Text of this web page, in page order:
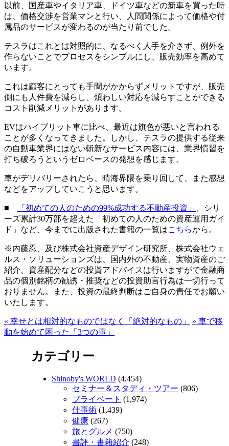
以前、国産車やイタリア車、ドイツ車などの新車を買った時
は、価格交渉を営業マンと行い、人間関係によって価格や付
属品のサービスが変わるのが当たり前でした。
テスラはこれとは対照的に、なるべく人手を介さず、例外を
作らないことでプロセスをシンプルにし、販売効率を高めて
います。
これは顧客にとっても手間がかからずメリットですが、販売
側にも人件費を減らし、煩わしい対応を減らすことができる
コスト削減メリットがあります。
EVはハイブリット車に比べ、最近は旗色が悪いと言われる
ことが多くなってきました。しかし、テスラの提供する従来
の自動車業界にはない斬新なサービス内容には、業界慣習を
打ち破ろうというゼロベースの発想を感じます。
車がデリバリーされたら、晴海界隈を乗り回して、また感想
などをアップしていこうと思います。
■ 「初めての人のための99%成功する不動産投資」
、シリ
ーズ累計30万部を超えた「初めての人のための資産運用ガイ
ド」など、今までに出版された書籍の一覧はこちらから。
※内藤忍、及び株式会社資産デザイン研究所、株式会社ウェ
ルス・ソリューションズは、国内外の不動産、実物資産のご
紹介、資産配分などの投資アドバイスは行いますがで金融商
品の個別銘柄の勧誘・推奨などの投資助言行為は一切行って
おりません。また、投資の最終判断はご自身の責任でお願い
いたします。
« 幸せとは相対的なものではなく「絶対的なもの」 » 車で移
動を始めて困った「3つの事」
カテゴリー
Shinoby's WORLD (4,454)
セミナー＆スタディ・ツアー (806)
プライベート (1,974)
仕事術 (1,439)
健康 (267)
旅とグルメ (750)
書評・書籍紹介 (248)